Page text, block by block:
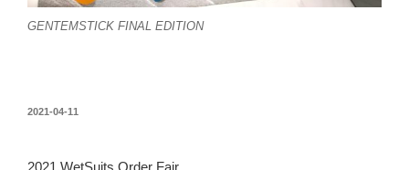
GENTEMSTICK FINAL EDITION
投
2021-04-11